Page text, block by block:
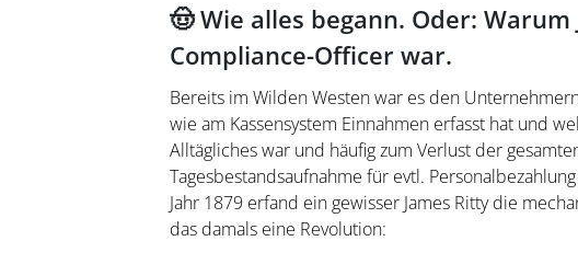
🤠 Wie alles begann. Oder:
Compliance-Officer war.
Bereits im Wilden Westen war es den
wie am Kassensystem Einnahmen erfasst hat und
Alltägliches war und häufig zum Verlust der
Tagesbestandsaufnahme für evtl.
Jahr 1879 erfand ein gewisser James Ritty die
das damals eine Revolution: